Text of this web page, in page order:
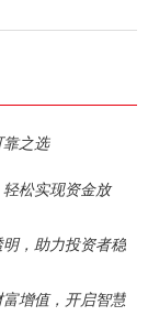
之选
松实现资金放
，助力投资者稳
增值，开启智慧